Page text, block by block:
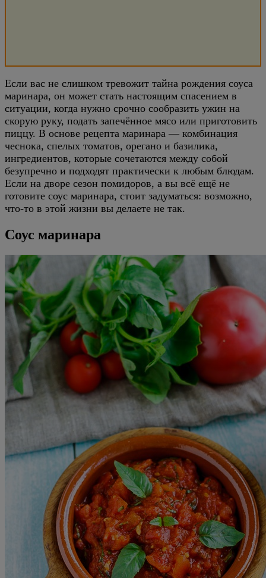
Если вас не слишком тревожит тайна рождения соуса
маринара, он может стать настоящим спасением в
ситуации, когда нужно срочно сообразить ужин на
скорую руку, подать запечённое мясо или приготовить
пиццу. В основе рецепта маринара — комбинация
чеснока, спелых томатов, орегано и базилика,
ингредиентов, которые сочетаются между собой
безупречно и подходят практически к любым блюдам.
Если на дворе сезон помидоров, а вы всё ещё не
готовите соус маринара, стоит задуматься: возможно,
что-то в этой жизни вы делаете не так.
Соус маринара